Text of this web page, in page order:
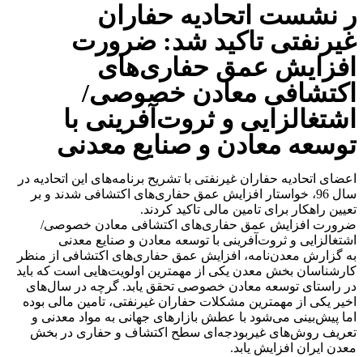
ر نشست اتحادیه حفاران
غیرنفتی تاکید شد: ضرورت
افزایش عمق حفاری‌های
اکتشافی معادن خصوصی/
اشتغالزایی و ثروت‌آفرینی با
توسعه معادن و صنایع معدنی
اعضای اتحادیه حفاران غیرنفتی با تشریح برنامه‌های این اتحادیه در
سال 96، خواستار افزایش عمق حفاری‌های اکتشافی شدند و بر
تعیین راهکار برای تامین مالی تاکید کردند.
ضرورت افزایش عمق حفاری‌های اکتشافی معادن خصوصی/
اشتغالزایی و ثروت‌آفرینی با توسعه معادن و صنایع معدنی
به گزارش معدن‌نامه، افزایش عمق حفاری‌های اکتشافی از منظر
کارشناسان بخش معدن یکی از مهمترین اولویت‌هایی است که باید
در راستای توسعه معادن خصوصی تحقق یابد. گرچه در سال‌های
اخیر یکی از مهمترین مشکلات حفاران غیرنفتی، تامین مالی بوده
اما پیش‌بینی می‌شود با عطش بازارهای جهانی به مواد معدنی و
تعریف روش‌های غیربودجه‌ای سطح اکتشاف و حفاری در بخش
معدن ایران افزایش یابد.